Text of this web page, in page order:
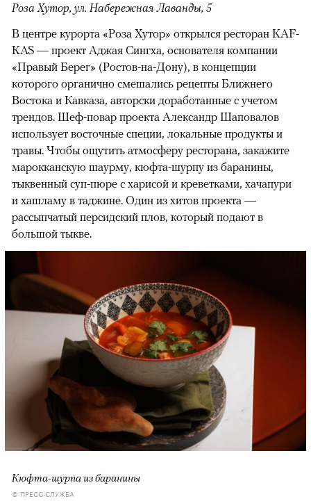
00:00 / 00:00
Роза Хутор, ул. Набережная Лаванды, 5
В центре курорта «Роза Хутор» открылся ресторан KAF-
KAS — проект Аджая Сингха, основателя компании
«Правый Берег» (Ростов-на-Дону), в концепции
которого органично смешались рецепты Ближнего
Востока и Кавказа, авторски доработанные с учетом
трендов. Шеф-повар проекта Александр Шаповалов
использует восточные специи, локальные продукты и
травы. Чтобы ощутить атмосферу ресторана, закажите
марокканскую шаурму, кюфта-шурпу из баранины,
тыквенный суп-пюре с харисой и креветками, хачапури
и хашламу в таджине. Один из хитов проекта —
рассыпчатый персидский плов, который подают в
большой тыкве.
Кюфта-шурпа из баранины
© ПРЕСС-СЛУЖБА